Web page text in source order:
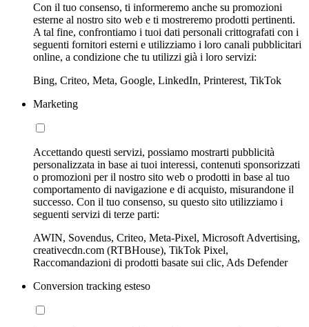
Con il tuo consenso, ti informeremo anche su promozioni
esterne al nostro sito web e ti mostreremo prodotti pertinenti.
A tal fine, confrontiamo i tuoi dati personali crittografati con i
seguenti fornitori esterni e utilizziamo i loro canali pubblicitari
online, a condizione che tu utilizzi già i loro servizi:
Bing, Criteo, Meta, Google, LinkedIn, Printerest, TikTok
Marketing
Accettando questi servizi, possiamo mostrarti pubblicità
personalizzata in base ai tuoi interessi, contenuti sponsorizzati
o promozioni per il nostro sito web o prodotti in base al tuo
comportamento di navigazione e di acquisto, misurandone il
successo. Con il tuo consenso, su questo sito utilizziamo i
seguenti servizi di terze parti:
AWIN, Sovendus, Criteo, Meta-Pixel, Microsoft Advertising,
creativecdn.com (RTBHouse), TikTok Pixel,
Raccomandazioni di prodotti basate sui clic, Ads Defender
Conversion tracking esteso